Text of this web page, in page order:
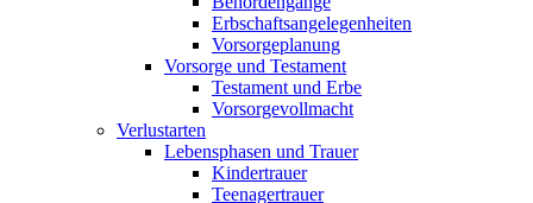
Erbschaftsangelegenheiten
Vorsorgeplanung
Vorsorge und Testament
Testament und Erbe
Vorsorgevollmacht
Verlustarten
Lebensphasen und Trauer
Kindertrauer
Teenagertrauer